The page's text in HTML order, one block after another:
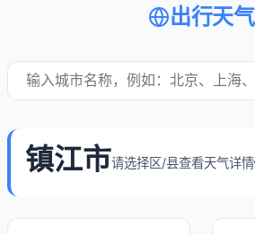
出行天气
镇江市请选择区/县查看天气详情